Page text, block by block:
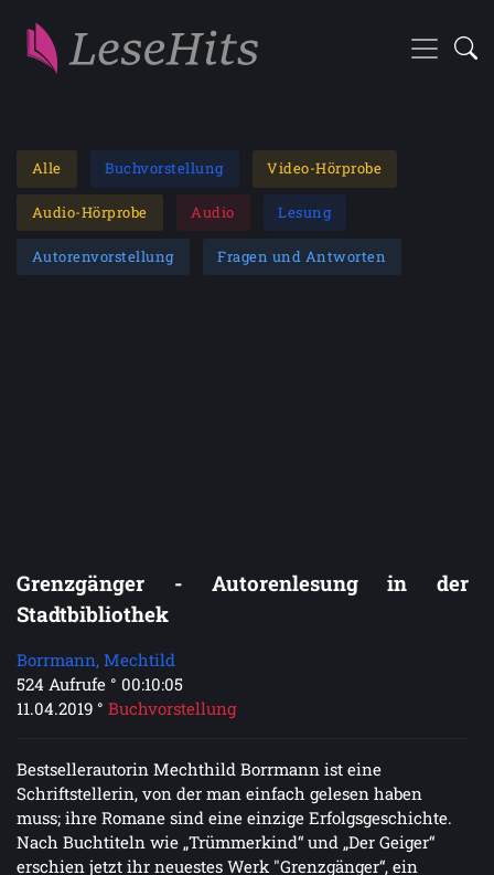
Alle Buchvorstellung Video-Hörprobe
Audio-Hörprobe Audio Lesung
Autorenvorstellung Fragen und Antworten
Grenzgänger - Autorenlesung in der
Stadtbibliothek
Borrmann, Mechtild
524 Aufrufe ° 00:10:05
11.04.2019 ° Buchvorstellung
Bestsellerautorin Mechthild Borrmann ist eine
Schriftstellerin, von der man einfach gelesen haben
muss; ihre Romane sind eine einzige Erfolgsgeschichte.
Nach Buchtiteln wie „Trümmerkind“ und „Der Geiger“
erschien jetzt ihr neuestes Werk "Grenzgänger“, ein